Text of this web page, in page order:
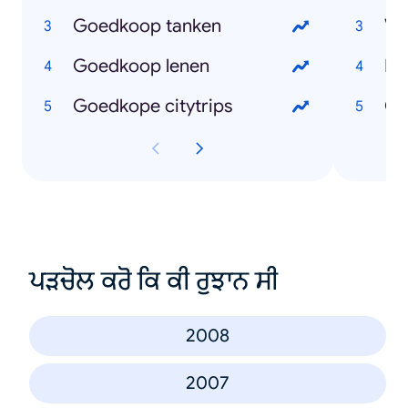
Goedkoop tanken
Goedkoop lenen
Goedkope citytrips
ਪੜਚੋਲ ਕਰੋ ਕਿ ਕੀ ਰੁਝਾਨ ਸੀ
2008
2007